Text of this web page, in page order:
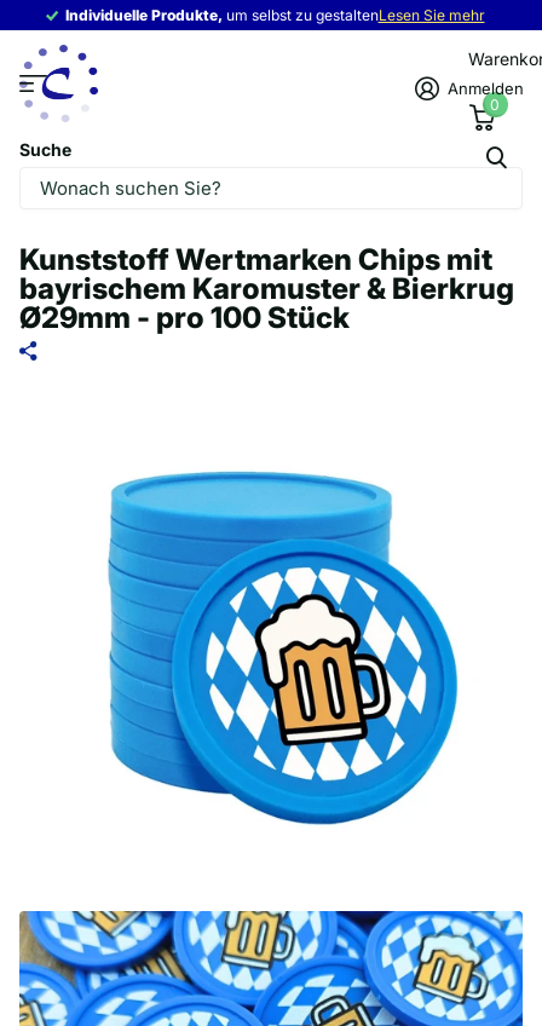
Individuelle Produkte, um selbst zu gestaltenLesen Sie mehr
Individuelle Produkte,
Suche
Anmelden
0
Kunststoff Wertmarken Chips mit
bayrischem Karomuster & Bierkrug
Ø29mm - pro 100 Stück